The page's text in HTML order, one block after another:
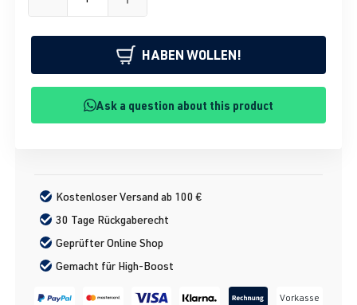
HABEN WOLLEN!
Ask a question about this product
Kostenloser Versand ab 100 €
30 Tage Rückgaberecht
Geprüfter Online Shop
Gemacht für High-Boost
Vorkasse